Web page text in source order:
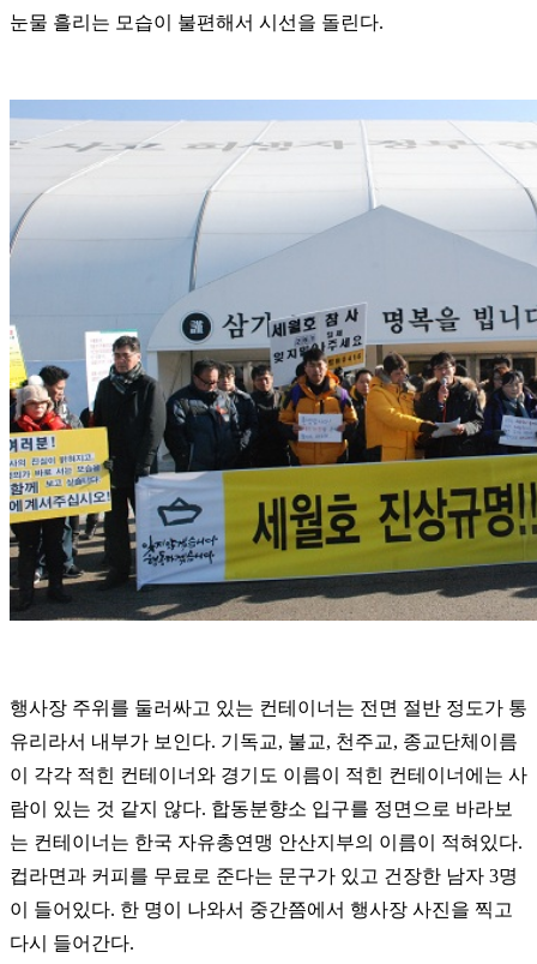
눈물 흘리는 모습이 불편해서 시선을 돌린다.
행사장 주위를 둘러싸고 있는 컨테이너는 전면 절반 정도가 통
유리라서 내부가 보인다. 기독교, 불교, 천주교, 종교단체이름
이 각각 적힌 컨테이너와 경기도 이름이 적힌 컨테이너에는 사
람이 있는 것 같지 않다. 합동분향소 입구를 정면으로 바라보
는 컨테이너는 한국 자유총연맹 안산지부의 이름이 적혀있다.
컵라면과 커피를 무료로 준다는 문구가 있고 건장한 남자 3명
이 들어있다. 한 명이 나와서 중간쯤에서 행사장 사진을 찍고
다시 들어간다.